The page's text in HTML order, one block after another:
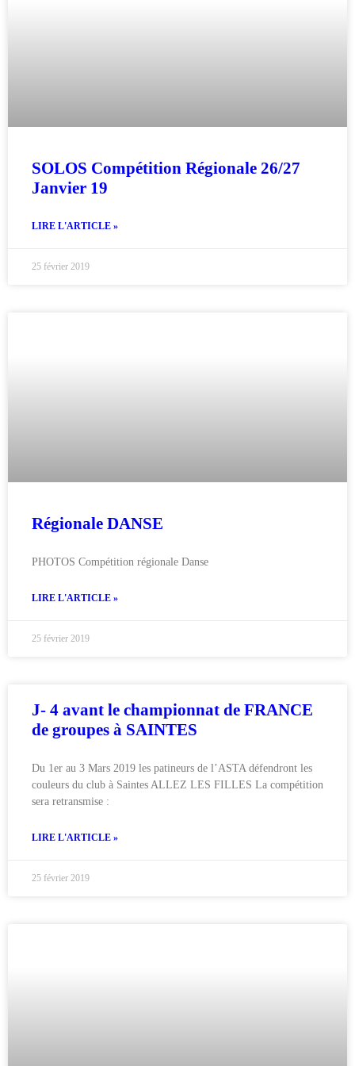
SOLOS Compétition Régionale 26/27
Janvier 19
LIRE L'ARTICLE »
25 février 2019
Régionale DANSE
PHOTOS Compétition régionale Danse
LIRE L'ARTICLE »
25 février 2019
J- 4 avant le championnat de FRANCE
de groupes à SAINTES
Du 1er au 3 Mars 2019 les patineurs de l’ASTA défendront les
couleurs du club à Saintes ALLEZ LES FILLES La compétition
sera retransmise :
LIRE L'ARTICLE »
25 février 2019